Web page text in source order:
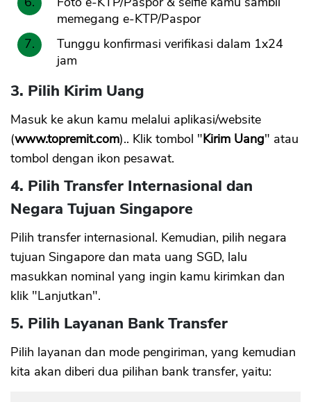
memegang e-KTP/Paspor
Tunggu konfirmasi verifikasi dalam 1x24
jam
3. Pilih Kirim Uang
Masuk ke akun kamu melalui aplikasi/website
(www.topremit.com).. Klik tombol "Kirim Uang" atau
tombol dengan ikon pesawat.
4. Pilih Transfer Internasional dan
Negara Tujuan Singapore
Pilih transfer internasional. Kemudian, pilih negara
tujuan Singapore dan mata uang SGD, lalu
masukkan nominal yang ingin kamu kirimkan dan
klik "Lanjutkan".
5. Pilih Layanan Bank Transfer
Pilih layanan dan mode pengiriman, yang kemudian
kita akan diberi dua pilihan bank transfer, yaitu: